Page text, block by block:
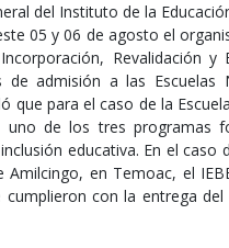
del Instituto de la
05 y 06 de agosto el
Revalidación
de admisión a las
que para el caso de la
uno de los tres programas
educativa. En el caso
Amilcingo, en Temoac, el
cumplieron con la entrega